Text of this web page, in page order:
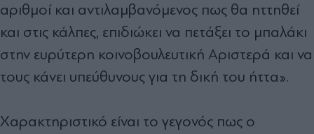
αριθμοί και αντιλαμβανόμενος πως θα ηττηθεί
και στις κάλπες, επιδιώκει να πετάξει το μπαλάκι
στην ευρύτερη κοινοβουλευτική Αριστερά και να
τους κάνει υπεύθυνους για τη δική του ήττα».
Χαρακτηριστικό είναι το γεγονός πως ο